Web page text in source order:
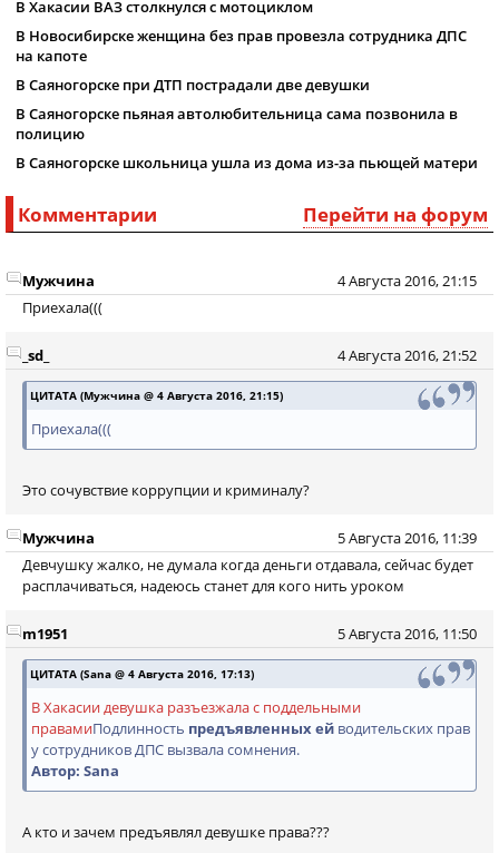
В Хакасии ВАЗ столкнулся с мотоциклом
В Новосибирске женщина без прав провезла сотрудника ДПС
на капоте
В Саяногорске при ДТП пострадали две девушки
В Саяногорске пьяная автолюбительница сама позвонила в
полицию
В Саяногорске школьница ушла из дома из-за пьющей матери
Перейти на форум
Комментарии
4 Августа 2016, 21:15
Мужчина
Приехала(((
4 Августа 2016, 21:52
_sd_
ЦИТАТА (Мужчина @ 4 Августа 2016, 21:15)
Приехала(((
Это сочувствие коррупции и криминалу?
5 Августа 2016, 11:39
Мужчина
Девчушку жалко, не думала когда деньги отдавала, сейчас будет
расплачиваться, надеюсь станет для кого нить уроком
5 Августа 2016, 11:50
m1951
ЦИТАТА (Sana @ 4 Августа 2016, 17:13)
В Хакасии девушка разъезжала с поддельными
правамиПодлинность предъявленных ей водительских прав
у сотрудников ДПС вызвала сомнения.
Автор: Sana
А кто и зачем предъявлял девушке права???